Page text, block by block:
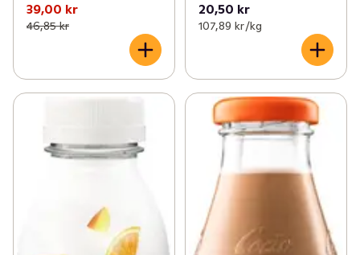
39,00 kr
46,85 kr
20,50 kr
107,89 kr /kg